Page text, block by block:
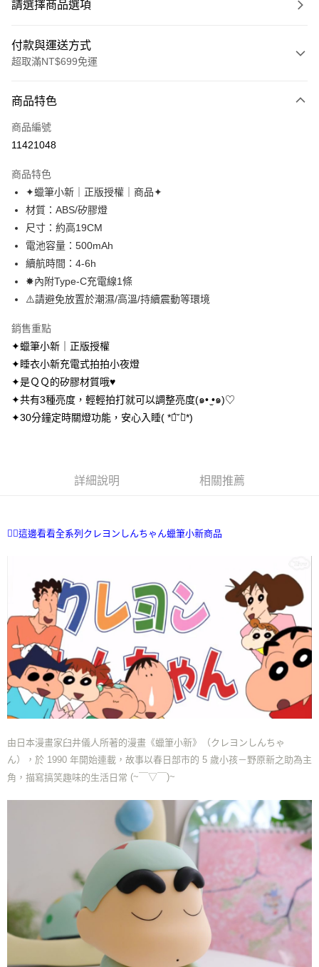
請選擇商品選項
付款與運送方式
超取滿NT$699免運
信用卡一次付款
超商取貨付款
Apple Pay
街口支付
悠遊付
AFTEE先享後付
相關說明
【關於「AFTEE先享後付」】
便利好安心！
１．簡單：不需註冊會員、不需綁卡、不需儲值。
２．便利：只要手機號碼，簡訊認證，即可結帳。
３．安心：先確認商品／服務後，再付款。
１．於結帳方式選擇「AFTEE先享後付」後，將跳轉至「AFTEE先享後付」
結帳頁面，進行簡訊認證並確認金額後，即可完成結帳。
購買商品的店家。未經商家同意取消之訂單仍視為有效，需透過AFTEE先享
客戶支援中心」https://netprotections.freshdesk.com/support/home
１．透過由恩沛科技股份有限公司提供之「AFTEE先享後付」服務完成之交
易，需依本服務之必要範圍內提供個人資料，並將交易相關給付款項請求債
權轉讓予恩沛科技股份有限公司。
２．關於個人資料處理事宜，請瀏覽以下網址：
https://aftee.tw/terms/#terms3
３．未成年的使用者請事先徵得法定代理人或監護人之同意方可使用
「AFTEE先享後付」，若未經同意申辦者引起之損失，本公司不負相關責
任。
４．使用「AFTEE先享後付」時，將依據個別帳號之用戶狀況，依本公司即
時審查核予不同之上限額度；若仍有額度不足之情形，本公司將視審查結果
請求用戶進行身份認證。
５．嚴禁一人註冊多個帳號或使用他人資訊註冊。若發現惡意使用之情形，
運送方式
全家取貨付款
每筆NT$70，滿NT$699(含以上)免運費
付款後全家取貨
每筆NT$70，滿NT$899(含以上)免運費
每筆NT$70，滿NT$899(含以上)免運費
國家/地區配送 查看運費
商品特色
商品編號
11421048
商品特色
✦蠟筆小新｜正版授權｜商品✦
材質：ABS/矽膠燈
尺寸：約高19CM
電池容量：500mAh
續航時間：4-6h
✸內附Type-C充電線1條
⚠️請避免放置於潮濕/高溫/持續震動等環境
銷售重點
✦蠟筆小新｜正版授權
✦睡衣小新充電式拍拍小夜燈
✦是ＱＱ的矽膠材質哦♥︎
✦共有3種亮度，輕輕拍打就可以調整亮度(๑• ̫•๑)♡
✦30分鐘定時關燈功能，安心入睡( *ฅ́˘ฅ̀*)
詳細說明 相關推薦
👉🏻這邊看看全系列クレヨンしんちゃん蠟筆小新商品
由日本漫畫家臼井儀人所著的漫畫《蠟筆小新》（クレヨンしんちゃ
ん），於 1990 年開始連載，故事以春日部市的 5 歲小孩－野原新之助為主
角，描寫搞笑趣味的生活日常 (~￣▽￣)~